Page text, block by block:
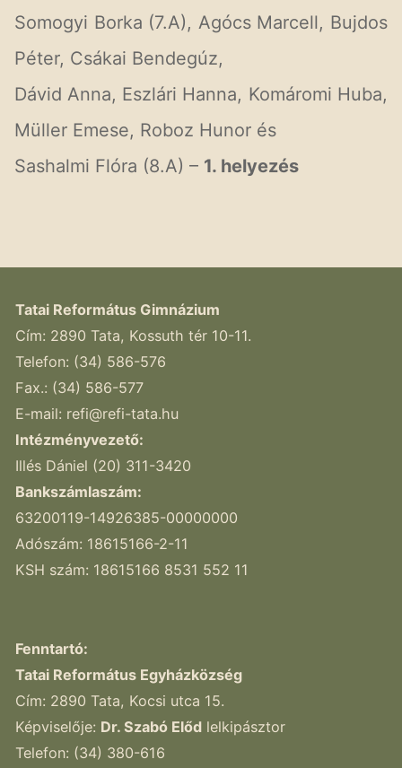
Somogyi Borka (7.A), Agócs Marcell, Bujdos
Péter, Csákai Bendegúz,
Dávid Anna, Eszlári Hanna, Komáromi Huba,
Müller Emese, Roboz Hunor és
Sashalmi Flóra (8.A) – 1. helyezés
Tatai Református Gimnázium
Cím: 2890 Tata, Kossuth tér 10-11.
Telefon: (34) 586-576
Fax.: (34) 586-577
E-mail: refi@refi-tata.hu
Intézményvezető:
Illés Dániel (20) 311-3420
Bankszámlaszám:
63200119-14926385-00000000
Adószám: 18615166-2-11
KSH szám: 18615166 8531 552 11
Fenntartó:
Tatai Református Egyházközség
Cím: 2890 Tata, Kocsi utca 15.
Képviselője: Dr. Szabó Előd lelkipásztor
Telefon: (34) 380-616